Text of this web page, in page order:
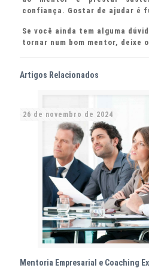
confiança. Gostar de ajudar é
Se você ainda tem alguma
tornar num bom mentor, deixe
Artigos Relacionados
26 de novembro de 2024
Mentoria Empresarial e Coaching